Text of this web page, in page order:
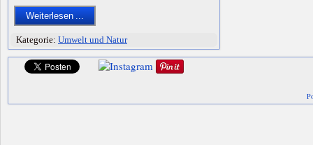
Weiterlesen ...
Kategorie: Umwelt und Natur